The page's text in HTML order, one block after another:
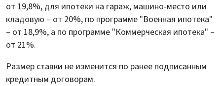
от 19,8%, для ипотеки на гараж, машино-место или
кладовую – от 20%, по программе "Военная ипотека"
– от 18,9%, а по программе "Коммерческая ипотека" –
от 21%.
Размер ставки не изменится по ранее подписанным
кредитным договорам.